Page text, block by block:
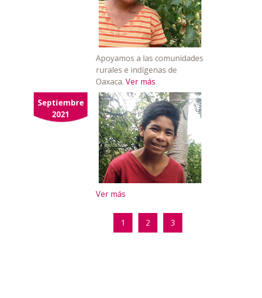
Apoyamos a las comunidades
rurales e indígenas de
Oaxaca. Ver más
Septiembre
2021
Ver más
1 2 3